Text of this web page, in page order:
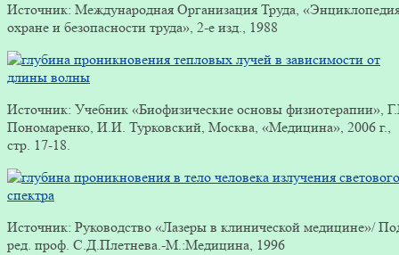
Источник: Международная Организация Труда,
охране и безопасности труда», 2-е изд., 1988
Источник: Учебник «Биофизические основы физиотерапии»,
Пономаренко, И.И. Турковский, Москва, «Медицина», 2006 г.,
стр. 17-18.
Источник: Руководство «Лазеры в клинической медицине»/
ред. проф. С.Д.Плетнева.-М.:Медицина, 1996